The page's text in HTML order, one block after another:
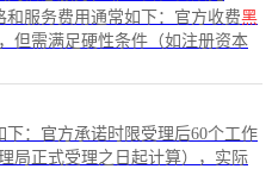
服务费用通常如下：官方收费黑
但需满足硬性条件（如注册资本
：官方承诺时限受理后60个工作
局正式受理之日起计算），实际